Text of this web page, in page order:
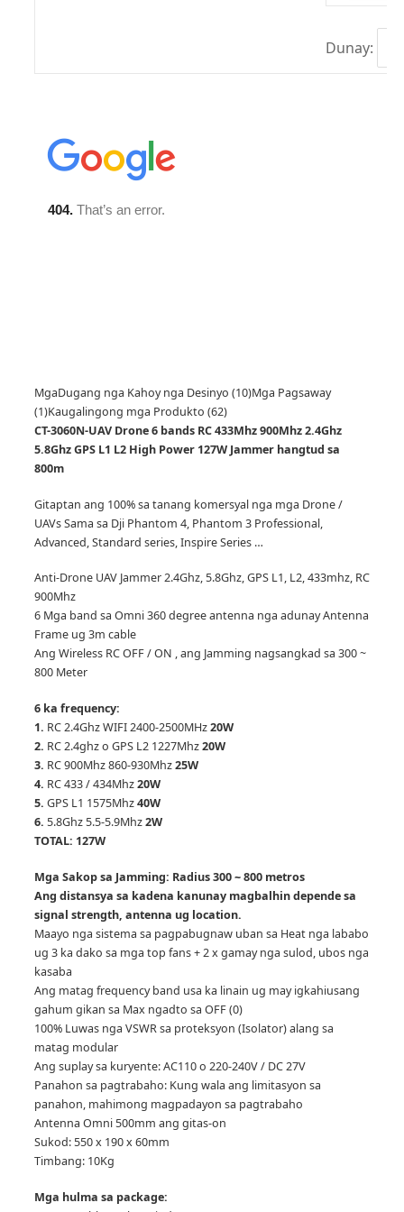
Dunay:
MgaDugang nga Kahoy nga Desinyo (10)Mga Pagsaway
(1)Kaugalingong mga Produkto (62)
CT-3060N-UAV Drone 6 bands RC 433Mhz 900Mhz 2.4Ghz
5.8Ghz GPS L1 L2 High Power 127W Jammer hangtud sa
800m
Gitaptan ang 100% sa tanang komersyal nga mga Drone /
UAVs Sama sa Dji Phantom 4, Phantom 3 Professional,
Advanced, Standard series, Inspire Series …
Anti-Drone UAV Jammer 2.4Ghz, 5.8Ghz, GPS L1, L2, 433mhz, RC
900Mhz
6 Mga band sa Omni 360 degree antenna nga adunay Antenna
Frame ug 3m cable
Ang Wireless RC OFF / ON , ang Jamming nagsangkad sa 300 ~
800 Meter
6 ka frequency:
1. RC 2.4Ghz WIFI 2400-2500MHz20W
2. RC 2.4ghz o GPS L2 1227Mhz20W
3. RC 900Mhz 860-930Mhz25W
4. RC 433 / 434Mhz20W
5. GPS L1 1575Mhz40W
6. 5.8Ghz 5.5-5.9Mhz2W
TOTAL: 127W
Mga Sakop sa Jamming: Radius 300 ~ 800 metros
Ang distansya sa kadena kanunay magbalhin depende sa
signal strength, antenna ug location.
Maayo nga sistema sa pagpabugnaw uban sa Heat nga lababo
ug 3 ka dako sa mga top fans + 2 x gamay nga sulod, ubos nga
kasaba
Ang matag frequency band usa ka linain ug may igkahiusang
gahum gikan sa Max ngadto sa OFF (0)
100% Luwas nga VSWR sa proteksyon (Isolator) alang sa
matag modular
Ang suplay sa kuryente: AC110 o 220-240V / DC 27V
Panahon sa pagtrabaho: Kung wala ang limitasyon sa
panahon, mahimong magpadayon sa pagtrabaho
Antenna Omni 500mm ang gitas-on
Sukod: 550 x 190 x 60mm
Timbang: 10Kg
Mga hulma sa package: